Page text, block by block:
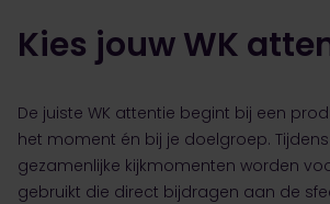
Kies jouw WK
De juiste WK attentie begint bij een
het moment én bij je doelgroep.
gezamenlijke kijkmomenten worden
gebruikt die direct bijdragen aan de